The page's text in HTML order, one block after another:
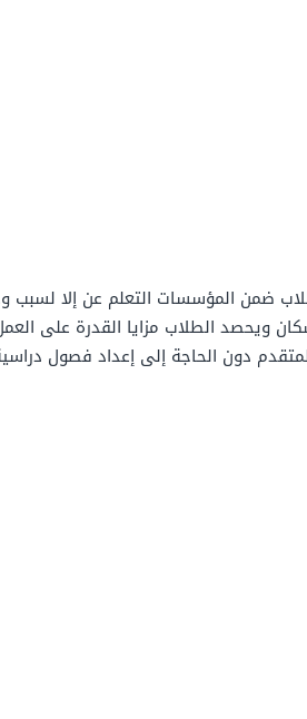
ضمن المؤسسات التعلم عن إلا
ويحصد الطلاب مزايا القدرة على
دون الحاجة إلى إعداد فصول